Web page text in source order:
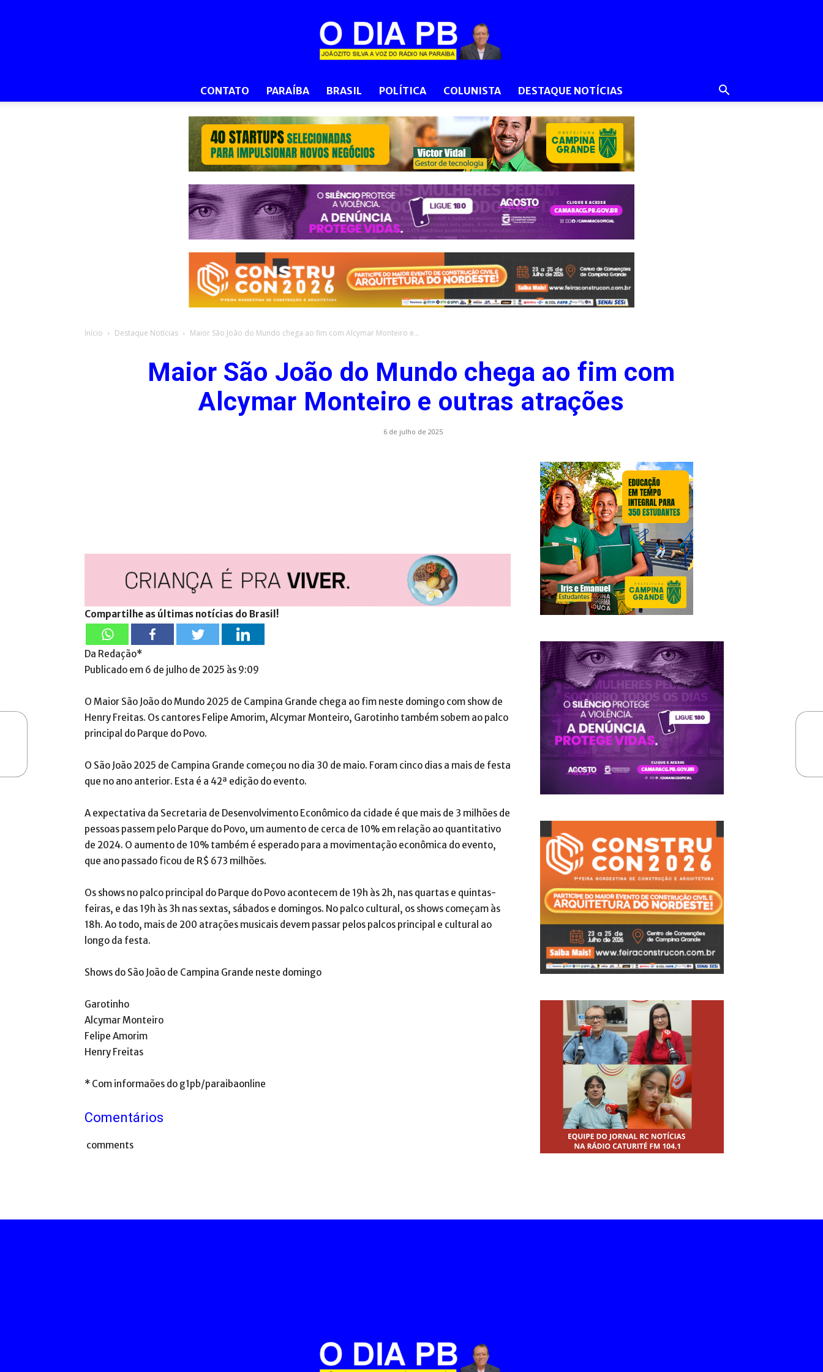
O
.com.br
CONTATO PARAÍBA BRASIL POLÍTICA COLUNISTA DESTAQUE NOTÍCIAS
Início Destaque Notícias Maior São João do Mundo chega ao fim com Alcymar Monteiro e...
Maior São João do Mundo chega ao fim com
Alcymar Monteiro e outras atrações
6 de julho de 2025
Compartilhe as últimas notícias do Brasil!
Da Redação*
Publicado em 6 de julho de 2025 às 9:09
O Maior São João do Mundo 2025 de Campina Grande chega ao fim neste domingo com show de
Henry Freitas. Os cantores Felipe Amorim, Alcymar Monteiro, Garotinho também sobem ao palco
principal do Parque do Povo.
O São João 2025 de Campina Grande começou no dia 30 de maio. Foram cinco dias a mais de festa
que no ano anterior. Esta é a 42ª edição do evento.
A expectativa da Secretaria de Desenvolvimento Econômico da cidade é que mais de 3 milhões de
pessoas passem pelo Parque do Povo, um aumento de cerca de 10% em relação ao quantitativo
de 2024. O aumento de 10% também é esperado para a movimentação econômica do evento,
que ano passado ficou de R$ 673 milhões.
Os shows no palco principal do Parque do Povo acontecem de 19h às 2h, nas quartas e quintas-
feiras, e das 19h às 3h nas sextas, sábados e domingos. No palco cultural, os shows começam às
18h. Ao todo, mais de 200 atrações musicais devem passar pelos palcos principal e cultural ao
longo da festa.
Shows do São João de Campina Grande neste domingo
Garotinho
Alcymar Monteiro
Felipe Amorim
Henry Freitas
* Com informaões do g1pb/paraibaonline
Comentários
comments